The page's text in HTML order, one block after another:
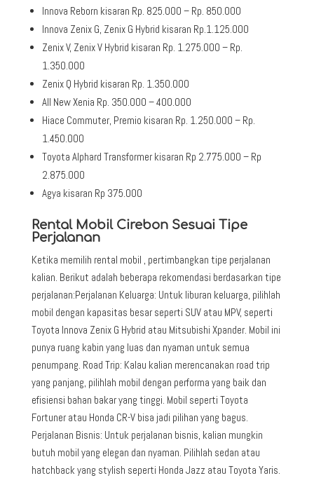
Innova Reborn kisaran Rp. 825.000 – Rp. 850.000
Innova Zenix G, Zenix G Hybrid kisaran Rp.1.125.000
Zenix V, Zenix V Hybrid kisaran Rp. 1.275.000 – Rp.
1.350.000
Zenix Q Hybrid kisaran Rp. 1.350.000
All New Xenia Rp. 350.000 – 400.000
Hiace Commuter, Premio kisaran Rp. 1.250.000 – Rp.
1.450.000
Toyota Alphard Transformer kisaran Rp 2.775.000 – Rp
2.875.000
Agya kisaran Rp 375.000
Rental Mobil Cirebon Sesuai Tipe
Perjalanan
Ketika memilih rental mobil , pertimbangkan tipe perjalanan
kalian. Berikut adalah beberapa rekomendasi berdasarkan tipe
perjalanan:Perjalanan Keluarga: Untuk liburan keluarga, pilihlah
mobil dengan kapasitas besar seperti SUV atau MPV, seperti
Toyota Innova Zenix G Hybrid atau Mitsubishi Xpander. Mobil ini
punya ruang kabin yang luas dan nyaman untuk semua
penumpang. Road Trip: Kalau kalian merencanakan road trip
yang panjang, pilihlah mobil dengan performa yang baik dan
efisiensi bahan bakar yang tinggi. Mobil seperti Toyota
Fortuner atau Honda CR-V bisa jadi pilihan yang bagus.
Perjalanan Bisnis: Untuk perjalanan bisnis, kalian mungkin
butuh mobil yang elegan dan nyaman. Pilihlah sedan atau
hatchback yang stylish seperti Honda Jazz atau Toyota Yaris.